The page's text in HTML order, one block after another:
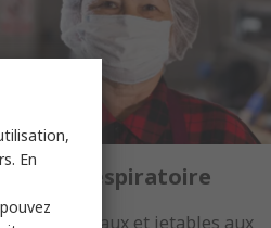
respiratoire
faciaux et jetables aux
En